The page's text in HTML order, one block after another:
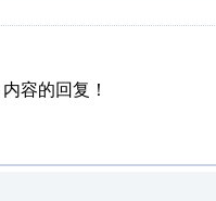
内容的回复！